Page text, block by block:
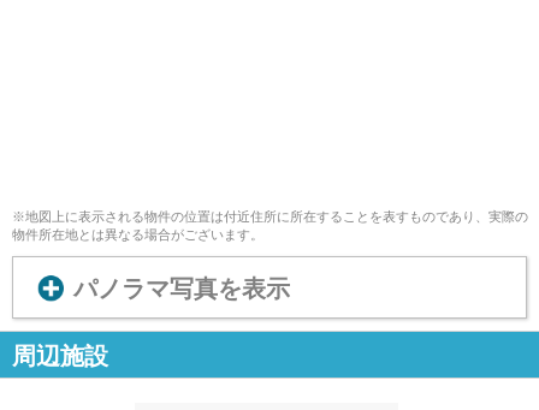
※地図上に表示される物件の位置は付近住所に所在することを表すものであり、実際の
物件所在地とは異なる場合がございます。
パノラマ写真を表示
周辺施設